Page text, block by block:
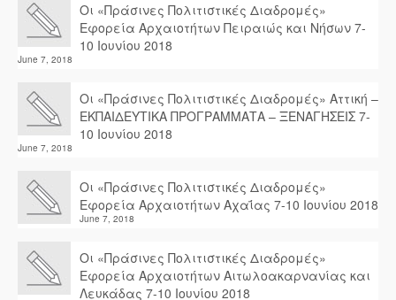
Οι «Πράσινες Πολιτιστικές Διαδρομές»
Εφορεία Αρχαιοτήτων Πειραιώς και Νήσων 7-
10 Ιουνίου 2018
June 7, 2018
Οι «Πράσινες Πολιτιστικές Διαδρομές» Αττική –
ΕΚΠΑΙΔΕΥΤΙΚΑ ΠΡΟΓΡΑΜΜΑΤΑ – ΞΕΝΑΓΗΣΕΙΣ 7-
10 Ιουνίου 2018
June 7, 2018
Οι «Πράσινες Πολιτιστικές Διαδρομές»
Εφορεία Αρχαιοτήτων Αχαΐας 7-10 Ιουνίου 2018
June 7, 2018
Οι «Πράσινες Πολιτιστικές Διαδρομές»
Εφορεία Αρχαιοτήτων Αιτωλοακαρνανίας και
Λευκάδας 7-10 Ιουνίου 2018